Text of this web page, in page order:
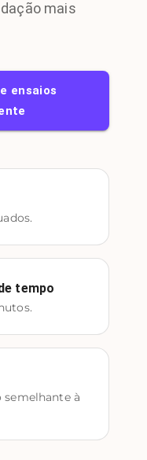
mais
ensaios
tempo
semelhante à